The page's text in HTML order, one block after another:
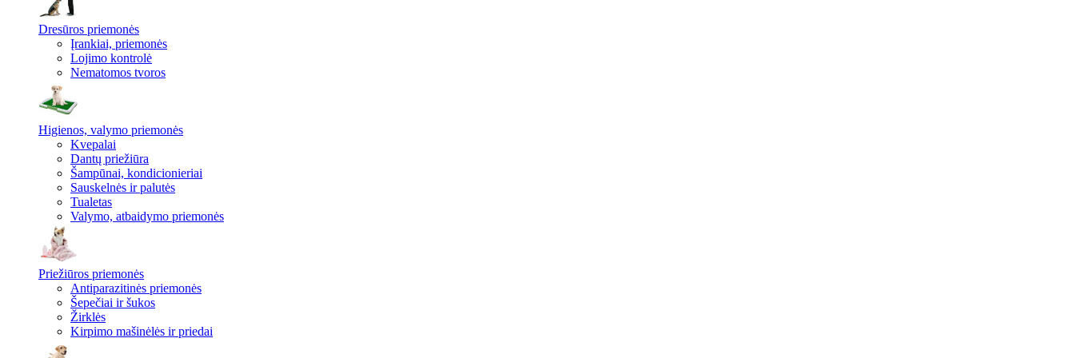
Dresūros priemonės
Įrankiai, priemonės
Lojimo kontrolė
Nematomos tvoros
Higienos, valymo priemonės
Kvepalai
Dantų priežiūra
Šampūnai, kondicionieriai
Sauskelnės ir palutės
Tualetas
Valymo, atbaidymo priemonės
Priežiūros priemonės
Antiparazitinės priemonės
Šepečiai ir šukos
Žirklės
Kirpimo mašinėlės ir priedai